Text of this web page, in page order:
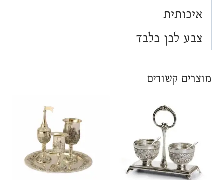
איכותית
צבע לבן בלבד
מוצרים קשורים